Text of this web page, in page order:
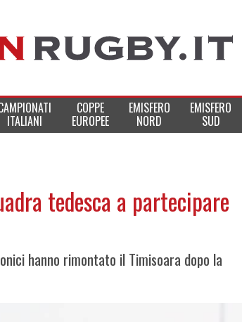
ITALIANI
COPPE
EUROPEE
EMISFERO
NORD
EMISFERO
SUD
tedesca a partecipare
hanno rimontato il Timisoara dopo la